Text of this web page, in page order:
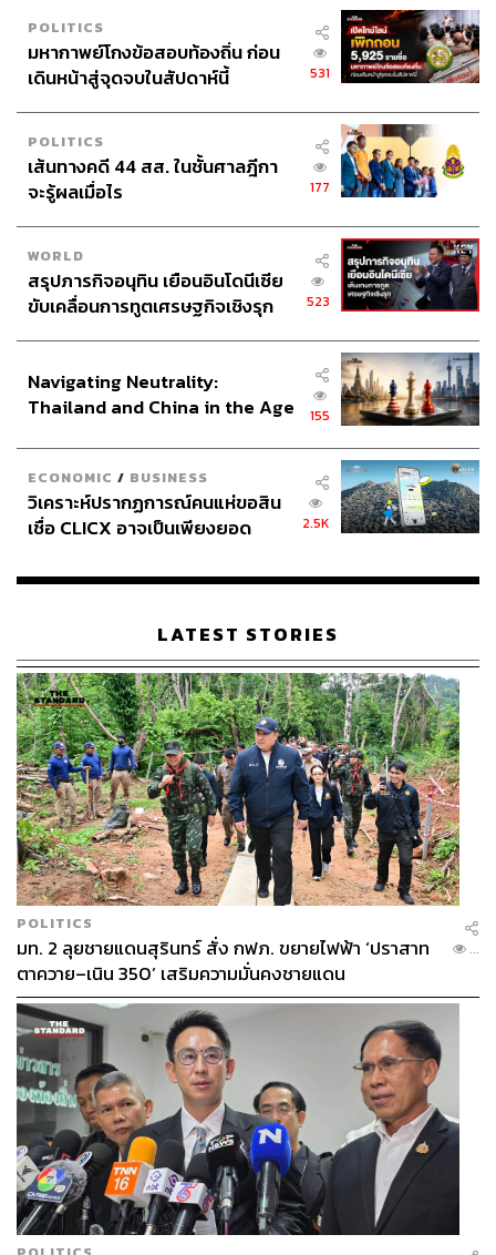
กัน-อรรถพันธ์ พูลสวัสดิ์, เต-ตะวัน วิหครัตน์ และ นิว-ฐิติภูมิ
เตชะอภัยคุณ ก็มี BELUCA 1st Fan Meet ในหลายเมืองทั่ว
เอเชียเช่นกัน
นอกจากค่ายใหญ่อย่าง GMMTV แล้ว ปีนี้ช่อง one31 ก็มี
โอกาสส่งนักแสดงไปเจอแฟนๆ ในแถบเอเชียด้วยเช่นกัน
อย่างคู่นักแสดงจากละครคุณชายก็ได้ส่ง ฟิล์ม-ธนภัทร กาวิ
ละ และ แจม-รชตะ หัมพานนท์ ไปจัดแฟนมีตติ้งที่ฮ่องกง
รักไม่รู้ภาษา Love in Translationฯลฯ ก็มีโอกาสได้ไป
นอกจากแถบเอเชียแล้ว ปีนี้เรายังได้เห็นนักแสดงหลายคนบิน
ไปจัดแฟนมีตติ้งถึงทวีปยุโรปและลาตินอเมริกา อย่างคู่ ฟอส-
จิรัชพงศ์ ศรีแสง และ บุ๊ค-กษิดิ์เดช ปลูกผล ก็เพิ่งมีแฟนมีตติ้งที่
กรุงโรม ประเทศอิตาลี ไปเมื่อต้นเดือนธันวาคมที่ผ่านมา
พร้อมกับนักแสดงคนอื่นๆ อย่าง มอส-ภาณุวัฒน์ โสประดิษฐ,
แบงค์-มณฑป เหมตาล และ โนอึล-ณัฐรัชต์ ตังวาย
ส่วน 3 นักแสดงจากค่าย Studio Wabi Sabi อย่าง บุ๋น-นพณัฐ
กันทะชัย, เอิร์ธ-กัษมนณัฎฐ์ นามวิโรจน์ และ แซนต้า-พงศภัค
อุดมโภชน์ ก็มีโอกาสเดินทางโชว์ในลาตินอเมริกาถึง 4 เมือง
คือ รีโอเดอจาเนโร, เซาเปาโล, ฟอร์ตาเลซา ของบราซิล และ
ซานติอาโกที่ชิลีในขณะที่อีกสองนักแสดงจาก GMMTV
อย่าง เฟิร์ส-คณพันธ์ ปุ้ยตระกูล และ ข้าวตัง-ธนวัฒน์ รัตนกิจ
ไพศาล ก็เพิ่งกลับมาจากงานแฟนมีตติ้งของตัวเองที่บราซิลไม่
นานนี้เช่นกัน
การส่งออกโชว์และแฟนมีตติ้งของซีรีส์วายในปีนี้จึงนับว่า
เติบโตขึ้นอย่างมาก แม้ว่ากระแสทางโซเชียลจะสู้ปีก่อนๆ ไม่
ได้ แต่พวกเขาก็ยังสามารถเจาะตลาดในประเทศใหม่ๆ และ
สะสมไมล์เดินทางไปในเมืองที่ไกลขึ้นเรื่อยๆ ได้เสมอ
POLITICS
มหากาพย์โกงข้อสอบท้องถิ่น ก่อน
เดินหน้าสู่จุดจบในสัปดาห์นี้
531
POLITICS
เส้นทางคดี 44 สส. ในชั้นศาลฎีกา
จะรู้ผลเมื่อไร
177
WORLD
สรุปภารกิจอนุทิน เยือนอินโดนีเซีย
ขับเคลื่อนการทูตเศรษฐกิจเชิงรุก
523
Navigating Neutrality:
Thailand and China in the Age
155
ECONOMIC / BUSINESS
วิเคราะห์ปรากฏการณ์คนแห่ขอสิน
เชื่อ CLICX อาจเป็นเพียงยอด
เรือนไทยที่ถูกซุกไว้
2.5K
LATEST STORIES
POLITICS
มท. 2 ลุยชายแดนสุรินทร์ สั่ง กฟภ. ขยายไฟฟ้า ‘ปราสาท
ตาควาย–เนิน 350’ เสริมความมั่นคงชายแดน
...